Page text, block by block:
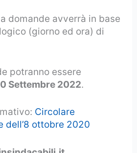
domande avverrà in base
(giorno ed ora) di
potranno essere
Settembre 2022.
Circolare
dell’8 ottobre 2020